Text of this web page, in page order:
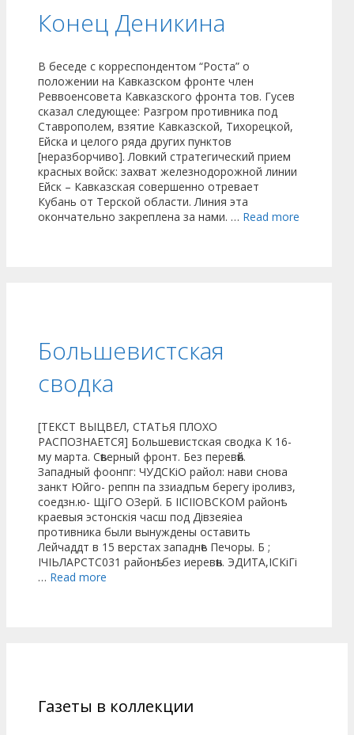
Конец Деникина
В беседе с корреспондентом “Роста” о
положении на Кавказском фронте член
Реввоенсовета Кавказского фронта тов. Гусев
сказал следующее: Разгром противника под
Ставрополем, взятие Кавказской, Тихорецкой,
Ейска и целого ряда других пунктов
[неразборчиво]. Ловкий стратегический прием
красных войск: захват железнодорожной линии
Ейск – Кавказская совершенно отревает
Кубань от Терской области. Линия эта
окончательно закреплена за нами. … Read more
Большевистская
сводка
[ТЕКСТ ВЫЦВЕЛ, СТАТЬЯ ПЛОХО
РАСПОЗНАЕТСЯ] Большевистская сводка К 16-
му марта. Сѣверный фронт. Без перевѣй.
Западный фоонпг: ЧУДСКіО райол: нави снова
занкт Юйго- реппн па ззиадпьм берегу іроливз,
соедзн.ю- ЩіГО ОЗерй. Б ІІСІІОВСКОМ районѣ
краевыя эстонскія часш под Дівзеяіеа
противника были вынуждены оставить
Лейчаддт в 15 верстах западнѣе Печоры. Б ;
ІЧІЬЛАРСТС031 районѣ: без иеревѣн. ЭДИТА,ІСКіГі
… Read more
Газеты в коллекции